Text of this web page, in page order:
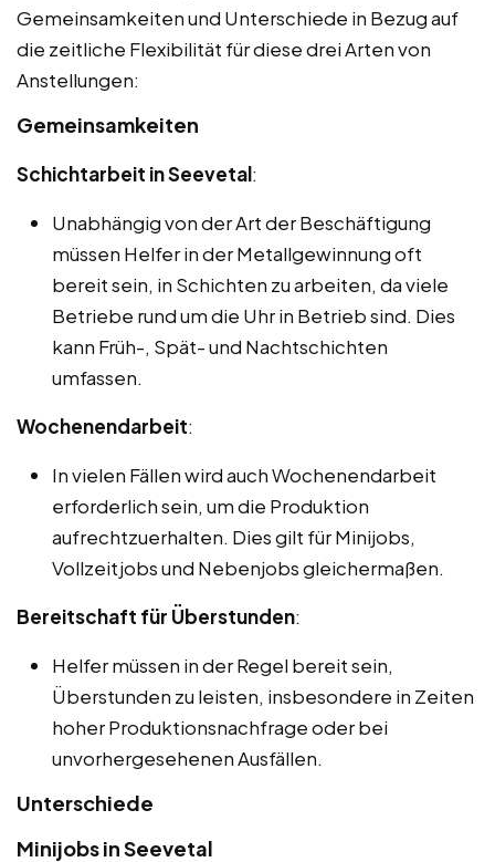
Gemeinsamkeiten und Unterschiede in Bezug auf
die zeitliche Flexibilität für diese drei Arten von
Anstellungen:
Gemeinsamkeiten
Schichtarbeit in Seevetal:
Unabhängig von der Art der Beschäftigung
müssen Helfer in der Metallgewinnung oft
bereit sein, in Schichten zu arbeiten, da viele
Betriebe rund um die Uhr in Betrieb sind. Dies
kann Früh-, Spät- und Nachtschichten
umfassen.
Wochenendarbeit:
In vielen Fällen wird auch Wochenendarbeit
erforderlich sein, um die Produktion
aufrechtzuerhalten. Dies gilt für Minijobs,
Vollzeitjobs und Nebenjobs gleichermaßen.
Bereitschaft für Überstunden:
Helfer müssen in der Regel bereit sein,
Überstunden zu leisten, insbesondere in Zeiten
hoher Produktionsnachfrage oder bei
unvorhergesehenen Ausfällen.
Unterschiede
Minijobs in Seevetal